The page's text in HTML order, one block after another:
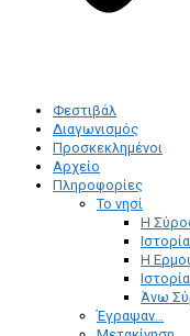
Φεστιβάλ
Διαγωνισμός
Προσκεκλημένοι
Αρχείο
Πληροφορίες
Το νησί
Η
Η
Άνω
Έγραψαν…